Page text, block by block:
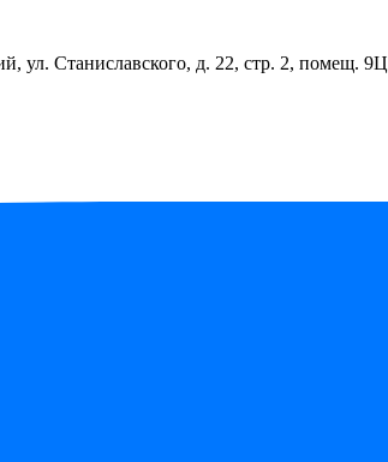
ул. Станиславского, д. 22, стр. 2, помещ. 9Ц